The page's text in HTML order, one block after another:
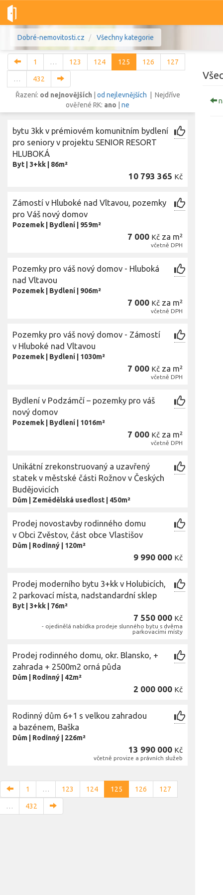
Dobré-nemovitosti.cz Všechny kategorie
Vše Byty
Lokalita
Lokalita
1 … 123 124 125 126 127
…
432
Řazení: od nejnovějších od nejlevnějších | Nejdříve
ověřené RK: ano ne
bytu 3kk v prémiovém komunitním bydlení
pro seniory v projektu SENIOR RESORT
HLUBOKÁ
Byt 3+kk 86m²
10 793 365 Kč
Zámostí v Hluboké nad Vltavou, pozemky
pro Váš nový domov
Pozemek Bydlení 959m²
7 000 Kč za m²
včetně DPH
Pozemky pro váš nový domov - Hluboká
nad Vltavou
Pozemek Bydlení 906m²
7 000 Kč za m²
včetně DPH
Pozemky pro váš nový domov - Zámostí
v Hluboké nad Vltavou
Pozemek Bydlení 1030m²
7 000 Kč za m²
včetně DPH
Bydlení v Podzámčí – pozemky pro váš
nový domov
Pozemek Bydlení 1016m²
7 000 Kč za m²
včetně DPH
Unikátní zrekonstruovaný a uzavřený
statek v městské části Rožnov v Českých
Budějovicích
Dům Zemědělská usedlost 450m²
Prodej novostavby rodinného domu
v Obci Zvěstov, část obce Vlastišov
Dům Rodinný 120m²
9 990 000 Kč
Prodej moderního bytu 3+kk v Holubicích,
2 parkovací místa, nadstandardní sklep
Byt 3+kk 76m²
7 550 000 Kč
- ojedinělá nabídka prodeje slunného bytu s dvěma
parkovacími místy
Prodej rodinného domu, okr. Blansko, +
zahrada + 2500m2 orná půda
Dům Rodinný 42m²
2 000 000 Kč
Rodinný dům 6+1 s velkou zahradou
a bazénem, Baška
Dům Rodinný 226m²
13 990 000 Kč
včetně provize a právních služeb
1 … 123 124 125 126 127
… 432